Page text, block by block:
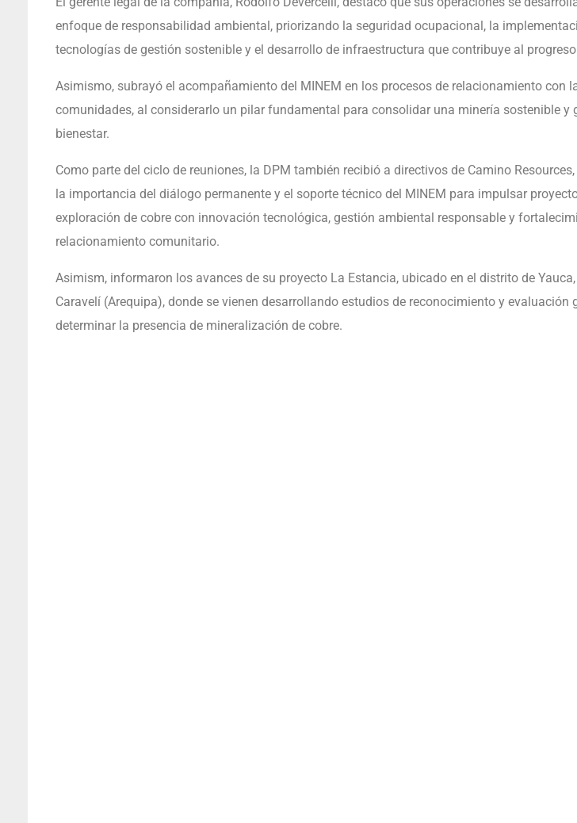
enfoque de responsabilidad ambiental, priorizando la seguridad ocupacional, la
tecnologías de gestión sostenible y el desarrollo de infraestructura que contribuye al
Asimismo, subrayó el acompañamiento del MINEM en los procesos de relacionamiento con
comunidades, al considerarlo un pilar fundamental para consolidar una minería sostenible y
bienestar.
Como parte del ciclo de reuniones, la DPM también recibió a directivos de Camino
la importancia del diálogo permanente y el soporte técnico del MINEM para impulsar
exploración de cobre con innovación tecnológica, gestión ambiental responsable y
relacionamiento comunitario.
Asimism, informaron los avances de su proyecto La Estancia, ubicado en el distrito de
Caravelí (Arequipa), donde se vienen desarrollando estudios de reconocimiento y evaluación
determinar la presencia de mineralización de cobre.